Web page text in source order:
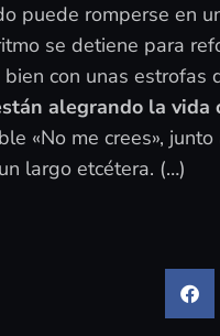
puede romperse en
se detiene para
con unas estrofas
alegrando la
«No me crees»,
largo etcétera. (…)